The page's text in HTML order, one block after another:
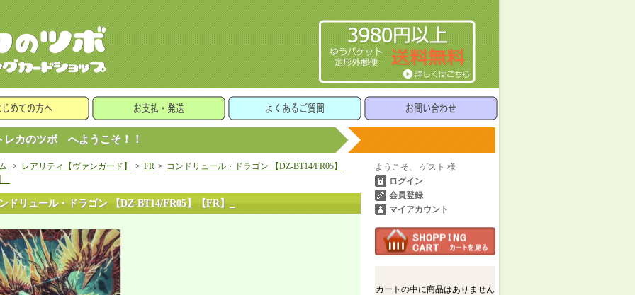
カのツボ へようこそ！！
> レアリティ【ヴァンガード】 > FR > コンドリュール・ドラゴン 【DZ-BT14/FR05】
ドリュール・ドラゴン 【DZ-BT14/FR05】【FR】_
ようこそ、 ゲスト 様
ログイン
会員登録
マイアカウント
カートの中に商品はありません